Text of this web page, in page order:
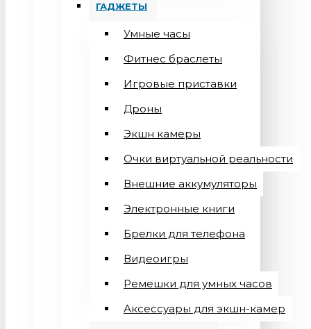
ГАДЖЕТЫ
Умные часы
Фитнес браслеты
Игровые приставки
Дроны
Экшн камеры
Очки виртуальной реальности
Внешние аккумуляторы
Электронные книги
Брелки для телефона
Видеоигры
Ремешки для умных часов
Аксессуары для экшн-камер